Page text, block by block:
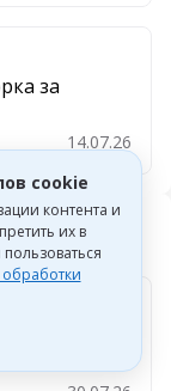
за
14.07.26
за
cookie
контента и
их в